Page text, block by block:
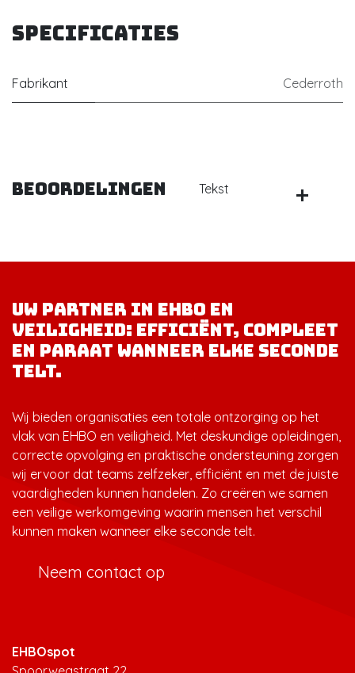
Specificaties
Fabrikant Cederroth
Beoordelingen Tekst
Uw partner in EHBO en
veiligheid: efficiënt, compleet
en paraat wanneer elke seconde
telt.
Wij bieden organisaties een totale ontzorging op het
vlak van EHBO en veiligheid. Met deskundige opleidingen,
correcte opvolging en praktische ondersteuning zorgen
wij ervoor dat teams zelfzeker, efficiënt en met de juiste
vaardigheden kunnen handelen. Zo creëren we samen
een veilige werkomgeving waarin mensen het verschil
kunnen maken wanneer elke seconde telt.
Neem contact op
EHBOspot